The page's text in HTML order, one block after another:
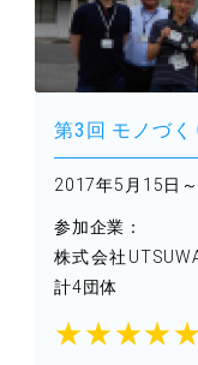
第3回 モノづ
2017年5月15日
参加企業：
株式会社
計4団体